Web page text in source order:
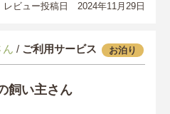
レビュー投稿日 2024年11月29日
ん / ご利用サービス お泊り
飼い主さん